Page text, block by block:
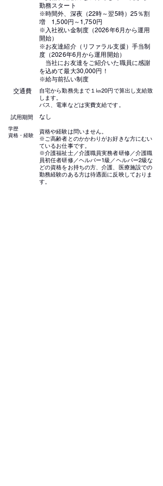
勤務スタート
※時間外、深夜（22時～翌5時）25％割
増 1,500円～1,750円
※入社祝い金制度（2026年6月から運用
開始）
※お友達紹介（リファラル支援）手当制
度（2026年6月から運用開始）
当社にお友達をご紹介いた職員に感謝
を込めて最大30,000円！
※給与前払い制度
交通費
自宅から勤務先まで１㎞20円で算出し支給致
します。
バス、電車などは実費支給です。
試用期間
なし
学歴
資格・​経験
資格や経験は問いません。
※ご高齢者とのかかわりがお好きな方にむい
ているお仕事です。
※介護福祉士／介護職員実務者研修／介護職
員初任者研修／ヘルパー1級／ヘルパー2級な
どの資格をお持ちの方、介護、医療施設での
勤務経験のある方は待遇面に反映しておりま
す。